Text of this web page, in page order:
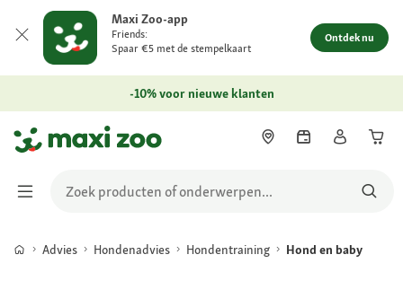
Maxi Zoo-app
Friends:
Spaar €5 met de stempelkaart
Ontdek nu
-10% voor nieuwe klanten
Advies Hondenadvies Hondentraining Hond en baby